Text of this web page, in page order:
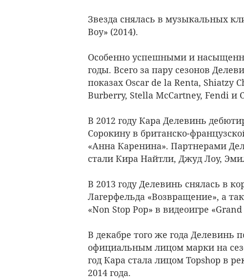
Звезда снялась в музыкальных
Boy» (2014).
Особенно успешными и
годы. Всего за пару сезонов
показах Oscar de la Renta, Shiatzy
Burberry, Stella McCartney, Fendi и
В 2012 году Кара Делевинь
Сорокину в британско-
«Анна Каренина». Партнерами
стали Кира Найтли, Джуд Лоу,
В 2013 году Делевинь снялась в
Лагерфельда «Возвращение», а
«Non Stop Pop» в видеоигре
В декабре того же года Делевинь
официальным лицом марки на
год Кара стала лицом Topshop в
2014 года.